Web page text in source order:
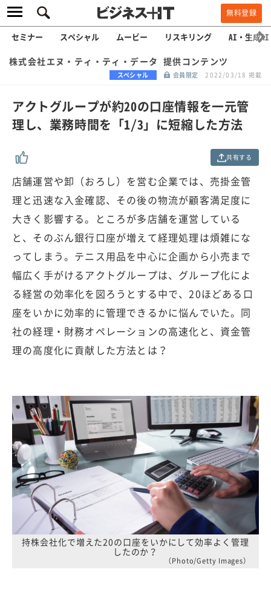
無料登録
セミナー スペシャル ムービー リスキリング AI・生成AI
株式会社エヌ・ティ・ティ・データ 提供コンテンツ
スペシャル 会員限定 2022/03/18 掲載
アクトグループが約20の口座情報を一元管
理し、業務時間を「1/3」に短縮した方法
共有する
店舗運営や卸（おろし）を営む企業では、売掛金管
理と迅速な入金確認、その後の物流が顧客満足度に
大きく影響する。ところが多店舗を運営している
と、そのぶん銀行口座が増えて経理処理は煩雑にな
ってしまう。テニス用品を中心に企画から小売まで
幅広く手がけるアクトグループは、グループ化によ
る経営の効率化を図ろうとする中で、20ほどある口
座をいかに効率的に管理できるかに悩んでいた。同
社の経理・財務オペレーションの高速化と、資金管
理の高度化に貢献した方法とは？
持株会社化で増えた20の口座をいかにして効率よく管理
したのか？
（Photo/Getty Images）